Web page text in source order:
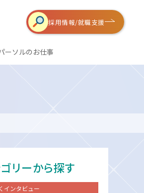
ーソルのお仕事
採用情報/就職支援
リーから探す
インタビュー